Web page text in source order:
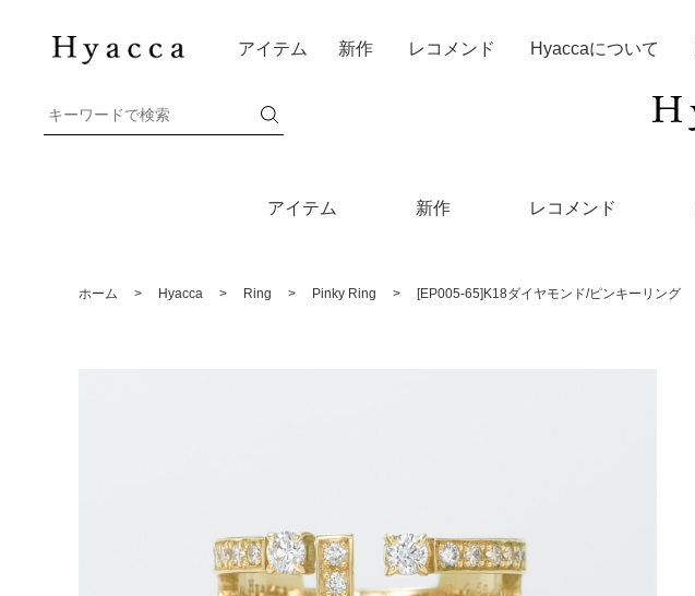
アイテム 新作 レコメンド
アイテム 新作 レコメンド Hyaccaについて
ホーム > Hyacca > Ring > Pinky Ring > [EP005-65]K18ダイヤモンド/ピンキーリング